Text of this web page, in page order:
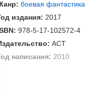
боевая фантастика
издания: 2017
978-5-17-102572-4
АСТ
написания: 2010